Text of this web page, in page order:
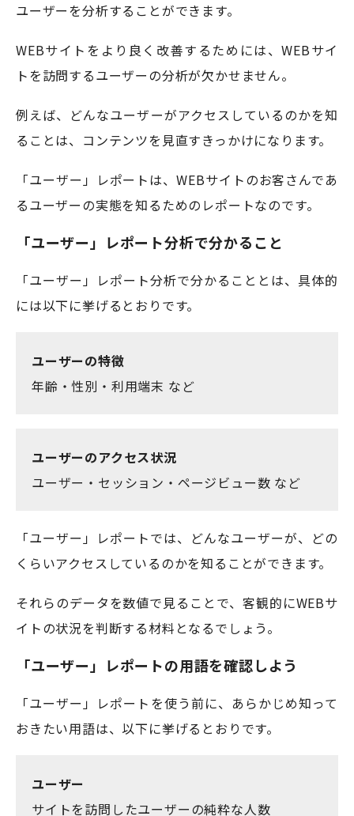
ユーザーを分析することができます。
WEBサイトをより良く改善するためには、WEBサイ
トを訪問するユーザーの分析が欠かせません。
例えば、どんなユーザーがアクセスしているのかを知
ることは、コンテンツを見直すきっかけになります。
「ユーザー」レポートは、WEBサイトのお客さんであ
るユーザーの実態を知るためのレポートなのです。
「ユーザー」レポート分析で分かること
「ユーザー」レポート分析で分かることとは、具体的
には以下に挙げるとおりです。
ユーザーの特徴
年齢・性別・利用端末 など
ユーザーのアクセス状況
ユーザー・セッション・ページビュー数 など
「ユーザー」レポートでは、どんなユーザーが、どの
くらいアクセスしているのかを知ることができます。
それらのデータを数値で見ることで、客観的にWEBサ
イトの状況を判断する材料となるでしょう。
「ユーザー」レポートの用語を確認しよう
「ユーザー」レポートを使う前に、あらかじめ知って
おきたい用語は、以下に挙げるとおりです。
ユーザー
サイトを訪問したユーザーの純粋な人数